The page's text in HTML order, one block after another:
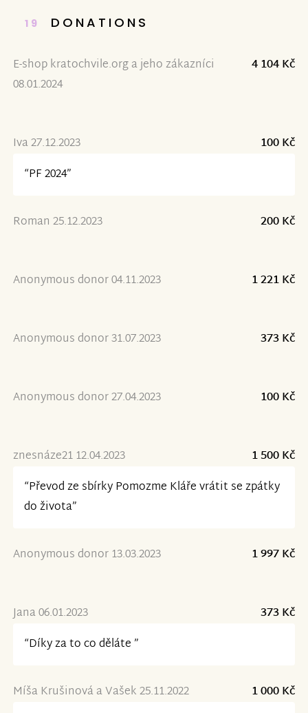
19 DONATIONS
E-shop kratochvile.org a jeho zákazníci
08.01.2024
4 104 Kč
Iva 27.12.2023
100 Kč
“PF 2024”
Roman 25.12.2023 200 Kč
Anonymous donor 04.11.2023 1 221 Kč
Anonymous donor 31.07.2023 373 Kč
Anonymous donor 27.04.2023 100 Kč
znesnáze21 12.04.2023
1 500 Kč
“Převod ze sbírky Pomozme Kláře vrátit se zpátky
do života”
Anonymous donor 13.03.2023 1 997 Kč
Jana 06.01.2023
373 Kč
“Díky za to co děláte ”
Míša Krušinová a Vašek 25.11.2022
1 000 Kč